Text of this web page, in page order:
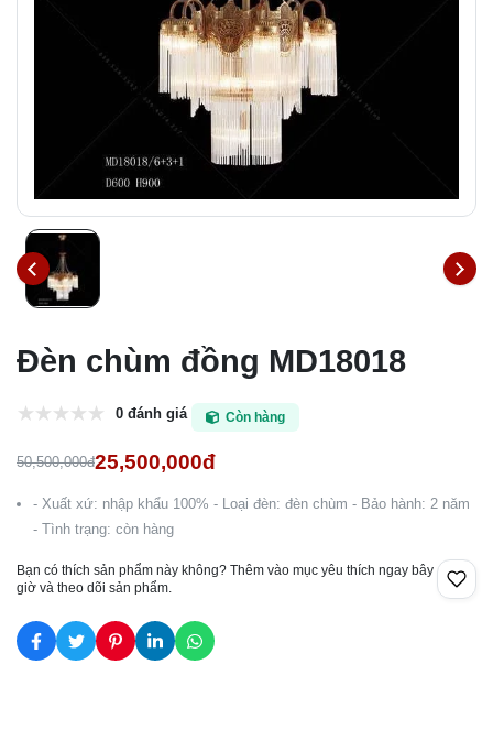
Đèn chùm đồng MD18018
0 đánh giá Còn hàng
50,500,000đ25,500,000đ
- Xuất xứ: nhập khẩu 100% - Loại đèn: đèn chùm - Bảo hành: 2 năm
- Tình trạng: còn hàng
Bạn có thích sản phẩm này không? Thêm vào mục yêu thích ngay bây
giờ và theo dõi sản phẩm.